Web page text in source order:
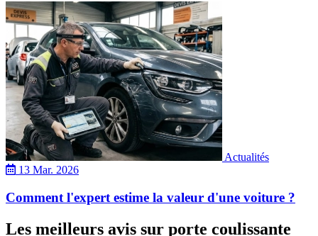
Actualités
13 Mar. 2026
Comment l'expert estime la valeur d'une voiture ?
Les meilleurs avis sur porte coulissante